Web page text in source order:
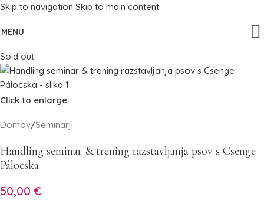
Skip to navigation Skip to main content
MENU
Sold out
Click to enlarge
Domov/Seminarji
Handling seminar & trening razstavljanja psov s Csenge
Pálocska
50,00 €